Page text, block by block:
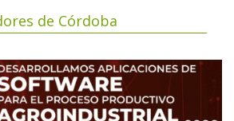
de Córdoba